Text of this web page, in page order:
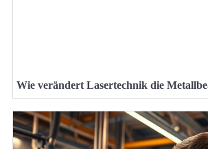
Wie verändert Lasertechnik die